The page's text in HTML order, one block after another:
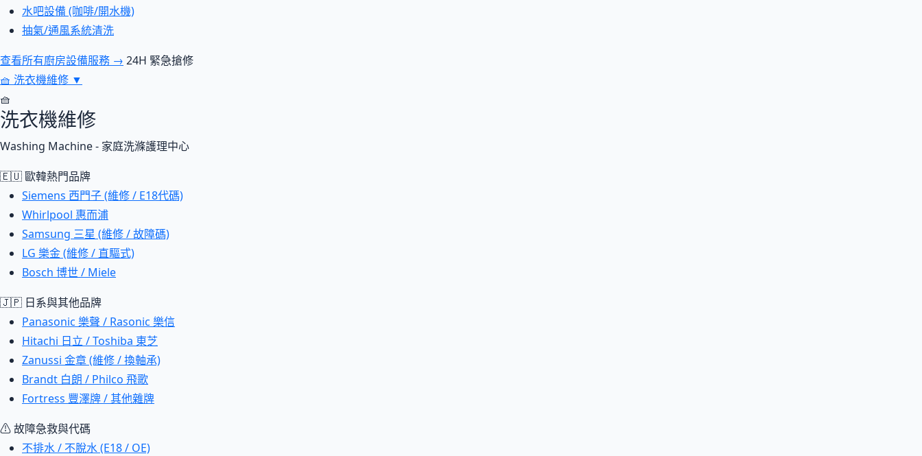
水吧設備 (咖啡/開水機)
抽氣/通風系統清洗
查看所有廚房設備服務 → 24H 緊急搶修
🧺 洗衣機維修 ▼
🧺
洗衣機維修
Washing Machine - 家庭洗滌護理中心
🇪🇺 歐韓熱門品牌
Siemens 西門子 (維修 / E18代碼)
Whirlpool 惠而浦
Samsung 三星 (維修 / 故障碼)
LG 樂金 (維修 / 直驅式)
Bosch 博世 / Miele
🇯🇵 日系與其他品牌
Panasonic 樂聲 / Rasonic 樂信
Hitachi 日立 / Toshiba 東芝
Zanussi 金章 (維修 / 換軸承)
Brandt 白朗 / Philco 飛歌
Fortress 豐澤牌 / 其他雜牌
⚠ 故障急救與代碼
不排水 / 不脫水 (E18 / OE)